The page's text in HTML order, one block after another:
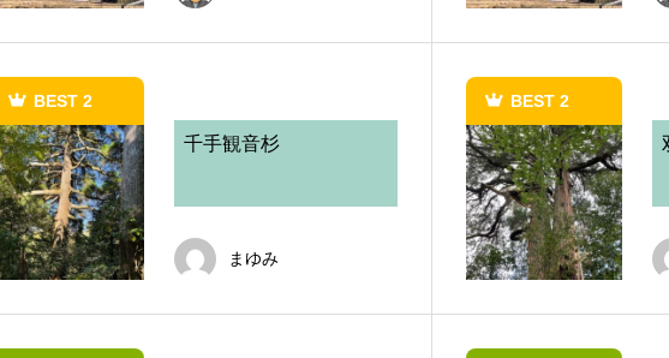
BEST 2
千手観音杉
まゆみ
BEST 2